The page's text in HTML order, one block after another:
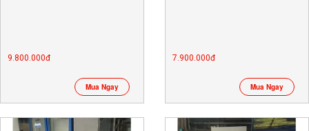
9.800.000đ
Mua Ngay
7.900.000đ
Mua Ngay